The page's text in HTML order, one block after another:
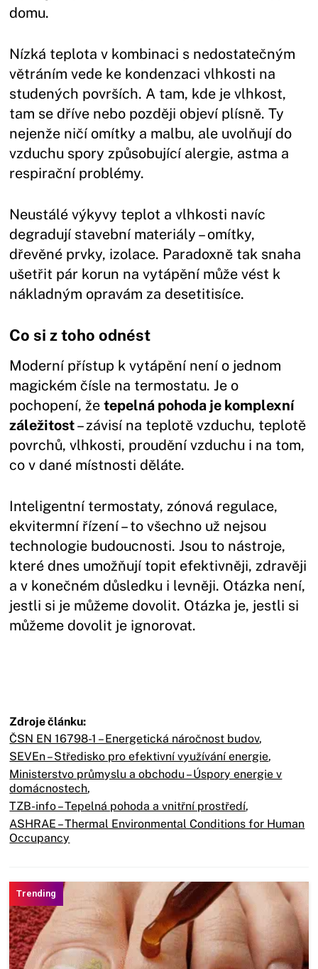
domu.
Nízká teplota v kombinaci s nedostatečným
větráním vede ke kondenzaci vlhkosti na
studených površích. A tam, kde je vlhkost,
tam se dříve nebo později objeví plísně. Ty
nejenže ničí omítky a malbu, ale uvolňují do
vzduchu spory způsobující alergie, astma a
respirační problémy.
Neustálé výkyvy teplot a vlhkosti navíc
degradují stavební materiály – omítky,
dřevěné prvky, izolace. Paradoxně tak snaha
ušetřit pár korun na vytápění může vést k
nákladným opravám za desetitisíce.
Co si z toho odnést
Moderní přístup k vytápění není o jednom
magickém čísle na termostatu. Je o
pochopení, žetepelná pohoda je komplexní
záležitost– závisí na teplotě vzduchu, teplotě
povrchů, vlhkosti, proudění vzduchu i na tom,
co v dané místnosti děláte.
Inteligentní termostaty, zónová regulace,
ekvitermní řízení – to všechno už nejsou
technologie budoucnosti. Jsou to nástroje,
které dnes umožňují topit efektivněji, zdravěji
a v konečném důsledku i levněji. Otázka není,
jestli si je můžeme dovolit. Otázka je, jestli si
můžeme dovolit je ignorovat.
Zdroje článku:
ČSN EN 16798-1 – Energetická náročnost budov,
SEVEn – Středisko pro efektivní využívání energie,
Ministerstvo průmyslu a obchodu – Úspory energie v
domácnostech,
TZB-info – Tepelná pohoda a vnitřní prostředí,
ASHRAE – Thermal Environmental Conditions for Human
Occupancy